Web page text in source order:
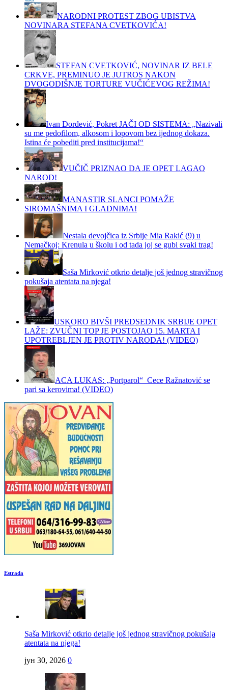
NARODNI PROTEST ZBOG UBISTVA
NOVINARA STEFANA CVETKOVIĆA!
STEFAN CVETKOVIĆ, NOVINAR IZ BELE
CRKVE, PREMINUO JE JUTROS NAKON
DVOGODIŠNJE TORTURE VUČIĆEVOG REŽIMA!
Ivan Đorđević, Pokret JAČI OD SISTEMA: „Nazivali
su me pedofilom, alkosom i lopovom bez ijednog dokaza.
Istina će pobediti pred institucijama!“
VUČIČ PRIZNAO DA JE OPET LAGAO
NAROD!
MANASTIR SLANCI POMAŽE
SIROMAŠNIMA I GLADNIMA!
Nestala devojčica iz Srbije Mia Rakić (9) u
Nemačkoj: Krenula u školu i od tada joj se gubi svaki trag!
Saša Mirković otkrio detalje još jednog stravičnog
pokušaja atentata na njega!
USKORO BIVŠI PREDSEDNIK SRBIJE OPET
LAŽE: ZVUČNI TOP JE POSTOJAO 15. MARTA I
UPOTREBLJEN JE PROTIV NARODA! (VIDEO)
ACA LUKAS: „Portparol“ Cece Ražnatović se
pari sa kerovima! (VIDEO)
Estrada
Saša Mirković otkrio detalje još jednog stravičnog pokušaja
atentata na njega!
јун 30, 2026 0